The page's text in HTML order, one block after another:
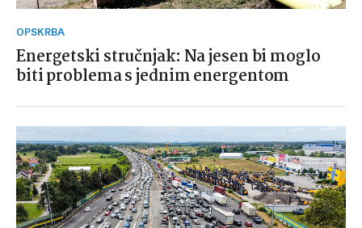
OPSKRBA
Energetski stručnjak: Na jesen bi moglo
biti problema s jednim energentom